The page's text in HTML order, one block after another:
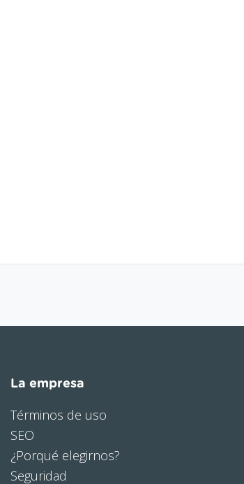
La empresa
Términos de uso
SEO
¿Porqué elegirnos?
Seguridad